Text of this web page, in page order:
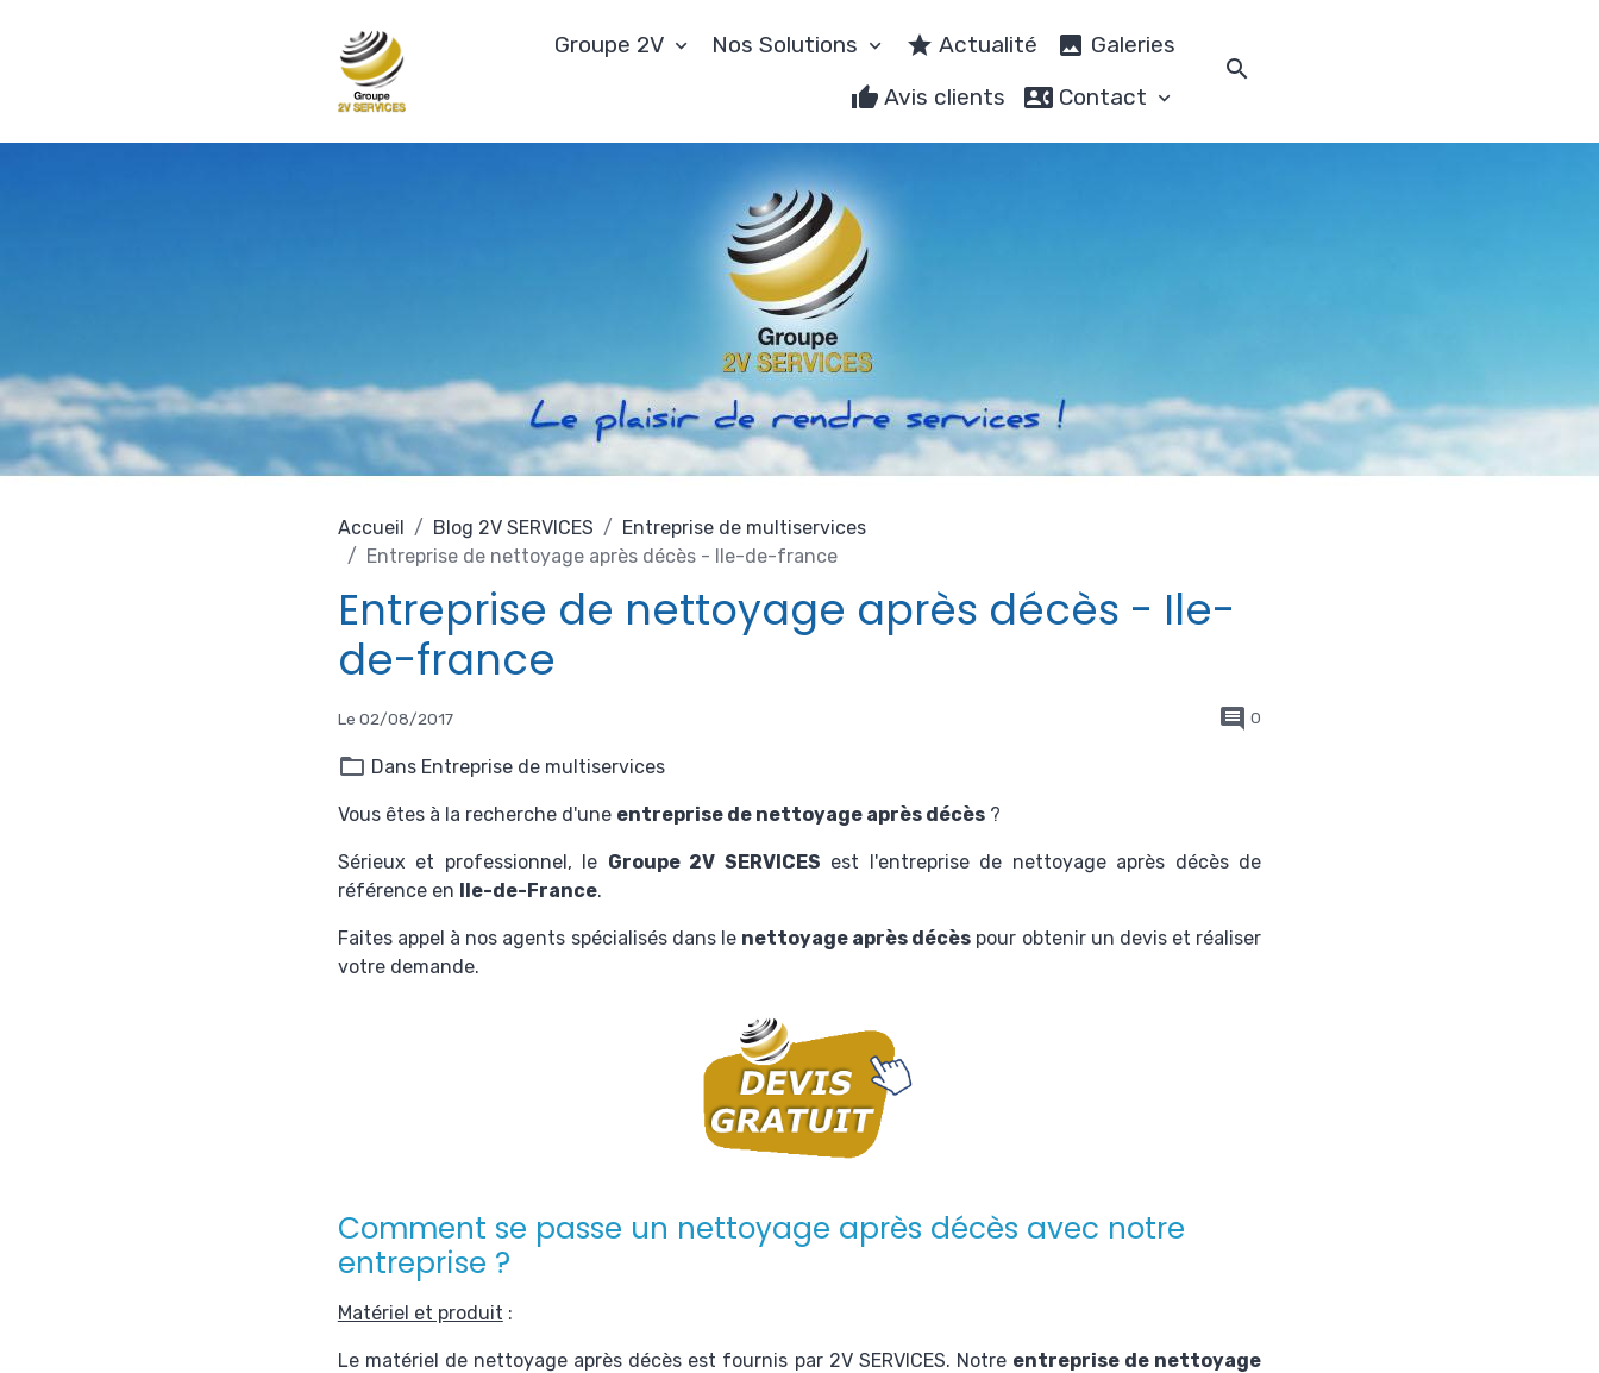
Groupe 2V Nos Solutions Actualité
Galeries
Avis clients
Contact
Accueil Blog 2V SERVICES
Entreprise de multiservices
Entreprise de nettoyage après décès - Ile-de-france
Entreprise de nettoyage après décès - Ile-
de-france
Le 02/08/2017 0
Dans Entreprise de multiservices
Vous êtes à la recherche d'une entreprise de nettoyage après décès?
Sérieux et professionnel, le Groupe 2V SERVICES est l'entreprise de nettoyage après décès de
référence en Ile-de-France.
Faites appel à nos agents spécialisés dans le nettoyage après décès pour obtenir un devis et réaliser
votre demande.
Comment se passe un nettoyage après décès avec notre
entreprise ?
Matériel et produit :
Le matériel de nettoyage après décès est fournis par 2V SERVICES. Notre entreprise de nettoyage